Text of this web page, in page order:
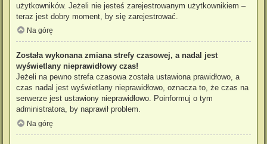
użytkowników. Jeżeli nie jesteś zarejestrowanym użytkownikiem –
teraz jest dobry moment, by się zarejestrować.
Na górę
Została wykonana zmiana strefy czasowej, a nadal jest
wyświetlany nieprawidłowy czas!
Jeżeli na pewno strefa czasowa została ustawiona prawidłowo, a
czas nadal jest wyświetlany nieprawidłowo, oznacza to, że czas na
serwerze jest ustawiony nieprawidłowo. Poinformuj o tym
administratora, by naprawił problem.
Na górę